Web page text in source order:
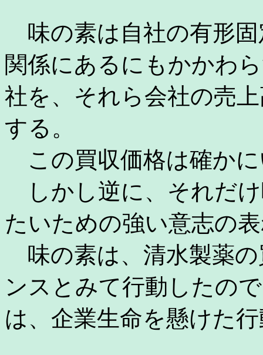
味の素は自社の有形固
関係にあるにもかかわ
社を、それら会社の売
する。
この買収価格は確か
しかし逆に、それだ
たいための強い意志の
味の素は、清水製薬の
ンスとみて行動したの
は、企業生命を懸けた